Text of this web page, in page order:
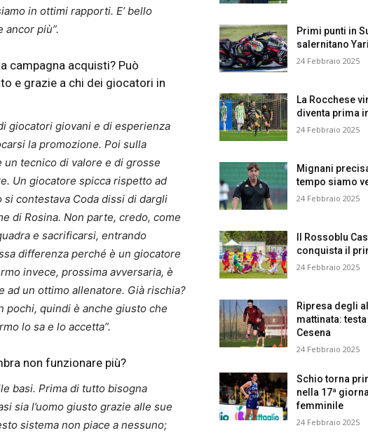
in ottimi rapporti. E’ bello
più”.
campagna acquisti? Può
e grazie a chi dei giocatori in
giocatori giovani e di esperienza
la promozione. Poi sulla
tecnico di valore e di grosse
Un giocatore spicca rispetto ad
contestava Coda dissi di dargli
di Rosina. Non parte, credo, come
e sacrificarsi, entrando
differenza perché è un giocatore
invece, prossima avversaria, è
ad un ottimo allenatore. Già rischia?
pochi, quindi è anche giusto che
lo sa e lo accetta”.
non funzionare più?
basi. Prima di tutto bisogna
sia l’uomo giusto grazie alle sue
sistema non piace a nessuno;
Primi punti in
salernitano
24 Febbraio 2025
La Rocchese
diventa prima
24 Febbraio 2025
Mignani
tempo siamo
24 Febbraio 2025
Il Rossoblu
conquista il
24 Febbraio 2025
Ripresa degli
mattinata:
Cesena
24 Febbraio 2025
Schio torna
nella 17ª
femminile
24 Febbraio 2025